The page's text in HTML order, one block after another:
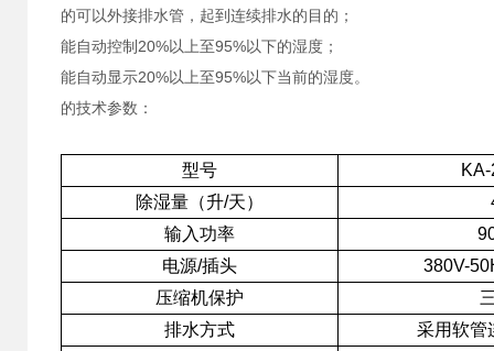
的可以外接排水管，起到连续排水的目的；
能自动控制20%以上至95%以下的湿度；
能自动显示20%以上至95%以下当前的湿度。
的技术参数：
型号
除湿量（升/天）
输入功率
电源/插头
380V-
压缩机保护
排水方式
采用软管